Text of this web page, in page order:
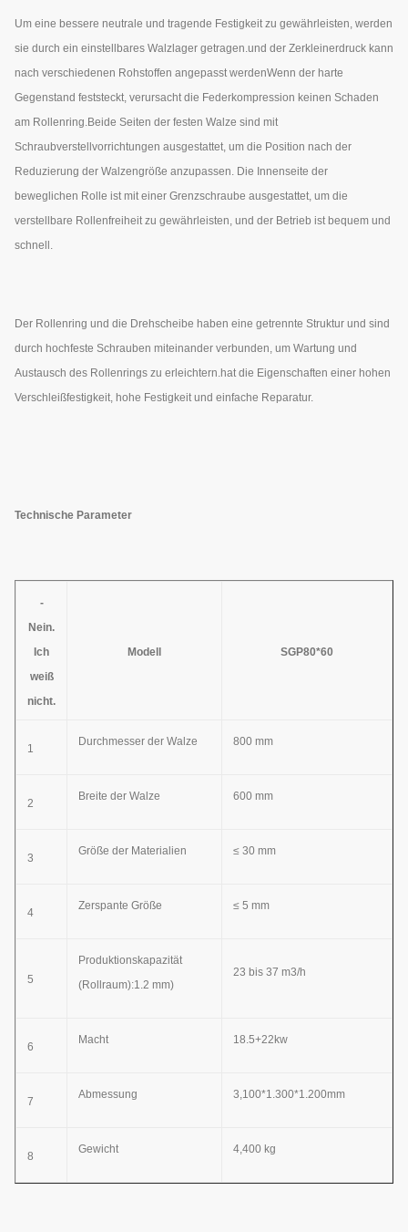
Um eine bessere neutrale und tragende Festigkeit zu gewährleisten, werden
sie durch ein einstellbares Walzlager getragen.und der Zerkleinerdruck kann
nach verschiedenen Rohstoffen angepasst werdenWenn der harte
Gegenstand feststeckt, verursacht die Federkompression keinen Schaden
am Rollenring.Beide Seiten der festen Walze sind mit
Schraubverstellvorrichtungen ausgestattet, um die Position nach der
Reduzierung der Walzengröße anzupassen. Die Innenseite der
beweglichen Rolle ist mit einer Grenzschraube ausgestattet, um die
verstellbare Rollenfreiheit zu gewährleisten, und der Betrieb ist bequem und
schnell.
Der Rollenring und die Drehscheibe haben eine getrennte Struktur und sind
durch hochfeste Schrauben miteinander verbunden, um Wartung und
Austausch des Rollenrings zu erleichtern.hat die Eigenschaften einer hohen
Verschleißfestigkeit, hohe Festigkeit und einfache Reparatur.
Technische Parameter
-
Nein.
Ich
weiß
nicht.
Modell SGP80*60
1
Durchmesser der Walze 800 mm
2
Breite der Walze 600 mm
3
Größe der Materialien ≤ 30 mm
4
Zerspante Größe ≤ 5 mm
5
Produktionskapazität
(Rollraum):1.2 mm)
23 bis 37 m3/h
6
Macht 18.5+22kw
7
Abmessung 3,100*1.300*1.200mm
8
Gewicht 4,400 kg